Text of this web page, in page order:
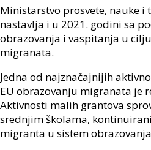
Ministarstvo prosvete, nauke i
nastavlja i u 2021. godini sa
obrazovanja i vaspitanja u
migranata.
Jedna od najznačajnijih
EU obrazovanju migranata je
Aktivnosti malih grantova
srednjim školama,
migranta u sistem